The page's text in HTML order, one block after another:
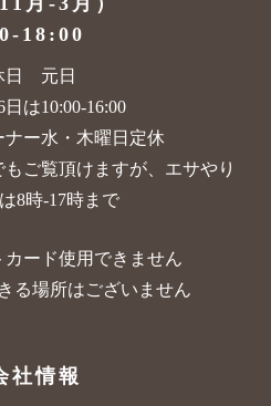
18:00
日 元日
は10:00-16:00
ー水・木曜日定休
ご覧頂けますが、 エサやり
8時-17時まで
ード使用できません
る場所はございません
社情報